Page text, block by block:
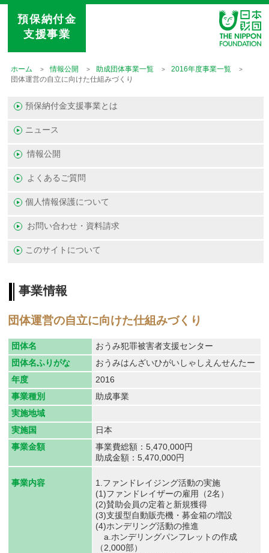
預保納付金
支援事業
ホーム 情報公開 助成団体事業一覧
2016年度事業一覧
団体運営の自立に向けた仕組みづくり
預保納付金支援事業とは
ニュース
情報公開
よくあるご質問
個人情報保護について
お問い合わせ・資料請求
このサイトについて
事業情報
団体運営の自立に向けた仕組みづくり
団体名
おうみ犯罪被害者支援センター
団体名ふりがな
おうみはんざいひがいしゃしえんせんたー
年度
2016
事業種別
助成事業
実施地域
実施国
日本
事業金額
事業費総額：5,470,000円
助成金額：5,470,000円
事業内容
1.ファンドレイジング活動の実施
(1)ファンドレイザーの雇用（2名）
(2)賛助会員の定着と新規獲得
(3)支援型自動販売機・募金箱の増設
(4)ホンデリング活動の推進
a.ホンデリングパンフレットの作成
（2,000部）